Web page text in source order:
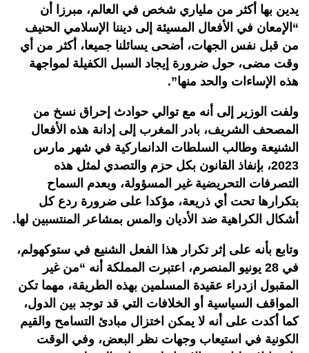
يدين بها أكثر من ملياري شخص في العالم، مبرزا أن
“الإمعان في الأفعال المسيئة إلى ديننا الإسلامي الحنيف
من قبل نفس الجهات، أضحى يسائلنا جميعا، أكثر من أي
وقت مضى، حول ضرورة إيجاد السبل الكفيلة لمواجهة
هذه الإساءات والحد منها”.
ولفت الوزير إلى أنه مع توالي حوادث إحراق نسخ من
المصحف الشريف، بادر المغرب إلى إدانة هذه الأفعال
الشنيعة وطالب السلطات الدانماركية في شهر مارس
2023، بإنفاذ القانون بكل حزم والتصدي لمثل هذه
التصرفات التحريضية غير المسؤولة، وبعدم السماح
بتكرارها تحت أي ذريعة، مؤكدا على ضرورة ردع كل
أشكال الكراهية ضد الأديان والمس بمشاعر المنتسبين لها.
وتابع بأنه على إثر تكرار هذا الفعل الشنيع في ستوكهولم،
في 28 يونيو المنصرم، اعتبرت المملكة أنه “من غير
المقبول ازدراء عقيدة المسلمين بهذه الطريقة، مهما تكن
المواقف السياسية أو الخلافات التي قد توجد بين الدول،
كما أكدت على أنه لا يمكن اختزال مبادئ التسامح والقيم
الكونية في استيعاب وجهات نظر البعض، وفي الوقت